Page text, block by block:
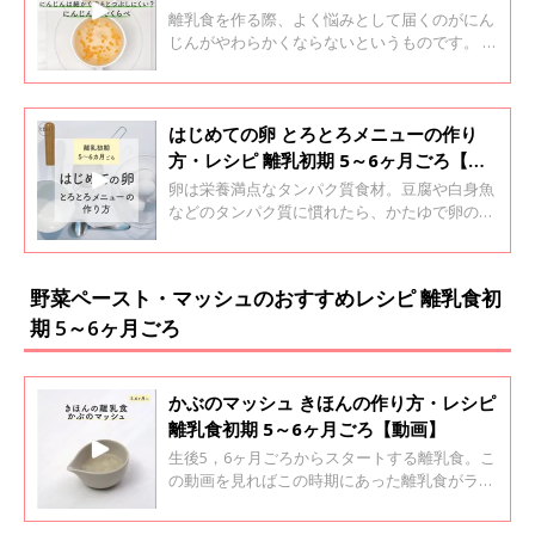
離乳食を作る際、よく悩みとして届くのがにん
じんがやわらかくならないというものです。 細
が、ひよこクラブではにんじんは先にある程度
の大きさで茹でておいてつぶすほうが簡単と紹
介しています。
はじめての卵 とろとろメニューの作り
方・レシピ 離乳初期 5～6ヶ月ごろ【動
画】
卵は栄養満点なタンパク質食材。豆腐や白身魚
などのタンパク質に慣れたら、かたゆで卵の黄
す。 かたゆで卵のゆで時間は沸騰してから12
ときには約20分間しっかり加熱したかたゆで卵
の卵黄からスタートします。 慣れたら、ゆで時
間約12分のかたゆで卵にしましょう。 ゆであ
やすくします。殻をむいたら半分に割り、卵黄
を取り出して茶こしなどで裏ごしし、少量を取
り出します。湯かだし汁を少量加え、とろとろ
のペースト状になるまでのばします。 初めて与
えるときは、ごく少量からにし、少しずつ、量
野菜ペースト・マッシュのおすすめレシピ 離乳食初
期 5～6ヶ月ごろ
かぶのマッシュ きほんの作り方・レシピ
離乳食初期 5～6ヶ月ごろ【動画】
生後5，6ヶ月ごろからスタートする離乳食。こ
の動画を見ればこの時期にあった離乳食がラク
かくなりやすく、すりつぶしやすい。